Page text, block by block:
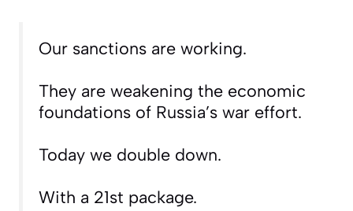
Our sanctions are working.
They are weakening the economic
foundations of Russia’s war effort.
Today we double down.
With a 21st package.